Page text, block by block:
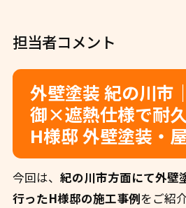
担当者コメント
外壁塗装 紀の川市
御×遮熱仕様で耐
H様邸 外壁塗装・
今回は、 紀の川市方面にて外壁
行ったH様邸の施工事例をご紹